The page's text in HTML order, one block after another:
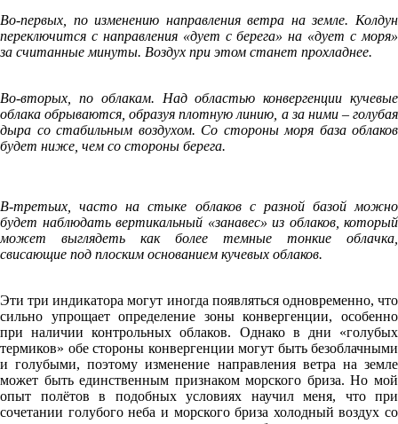
Во-первых, по изменению направления ветра на земле. Колдун
переключится с направления «дует с берега» на «дует с моря»
за считанные минуты. Воздух при этом станет прохладнее.
Во-вторых, по облакам. Над областью конвергенции кучевые
облака обрываются, образуя плотную линию, а за ними – голубая
дыра со стабильным воздухом. Со стороны моря база облаков
будет ниже, чем со стороны берега.
В-третьих, часто на стыке облаков с разной базой можно
будет наблюдать вертикальный «занавес» из облаков, который
может выглядеть как более темные тонкие облачка,
свисающие под плоским основанием кучевых облаков.
Эти три индикатора могут иногда появляться одновременно, что
сильно упрощает определение зоны конвергенции, особенно
при наличии контрольных облаков. Однако в дни «голубых
термиков» обе стороны конвергенции могут быть безоблачными
и голубыми, поэтому изменение направления ветра на земле
может быть единственным признаком морского бриза. Но мой
опыт полётов в подобных условиях научил меня, что при
сочетании голубого неба и морского бриза холодный воздух со